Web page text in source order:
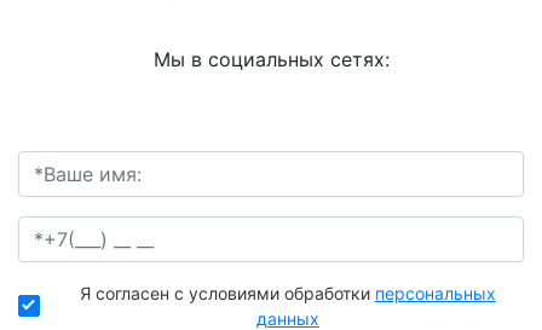
Мы в социальных сетях:
Я согласен с условиями обработки персональных
данных